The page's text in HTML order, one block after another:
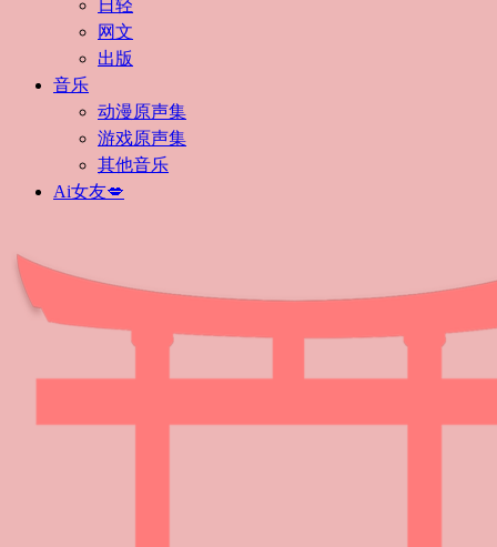
日轻
网文
出版
音乐
动漫原声集
游戏原声集
其他音乐
Ai女友💋